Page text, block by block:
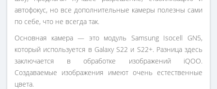
автофокус, но все дополнительные камеры полезны сами
по себе, что не всегда так.
Основная камера — это модуль Samsung Isocell GN5,
который используется в Galaxy S22 и S22+. Разница здесь
заключается в обработке изображений iQOO.
Создаваемые изображения имеют очень естественные
цвета.